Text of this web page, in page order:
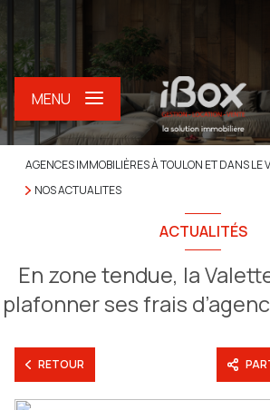
MENU
AGENCES IMMOBILIÈRES À TOULON ET DANS LE
NOS ACTUALITES
ACTUALITÉS
En zone tendue, la
plafonner ses frais
RETOUR